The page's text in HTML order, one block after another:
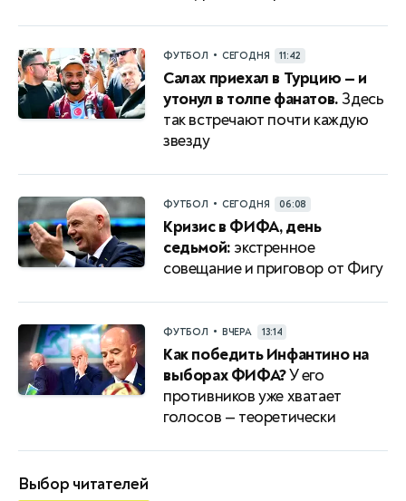
ФУТБОЛ • СЕГОДНЯ 11:42
Салах приехал в Турцию — и
утонул в толпе фанатов.Здесь
так встречают почти каждую
звезду
ФУТБОЛ • СЕГОДНЯ 06:08
Кризис в ФИФА, день
седьмой: экстренное
совещание и приговор от Фигу
ФУТБОЛ • ВЧЕРА 13:14
Как победить Инфантино на
выборах ФИФА?У его
противников уже хватает
голосов — теоретически
Выбор читателей